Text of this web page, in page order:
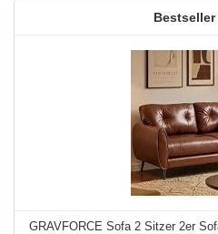
GRAVFORCE Sofa 2 Sitzer 2er